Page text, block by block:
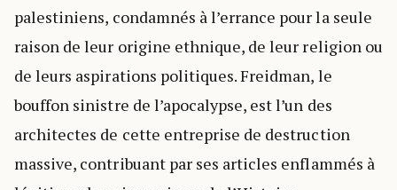
palestiniens, condamnés à l’errance pour la seule
raison de leur origine ethnique, de leur religion ou
de leurs aspirations politiques. Freidman, le
bouffon sinistre de l’apocalypse, est l’un des
architectes de cette entreprise de destruction
massive, contribuant par ses articles enflammés à